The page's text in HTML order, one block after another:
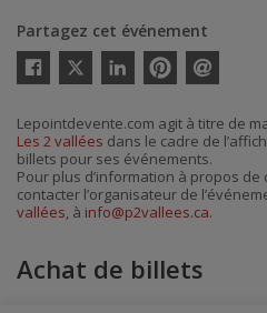
Partagez cet événement
Twitter
courriel
Lepointdevente.com agit à titre de
Les 2 vallées dans le cadre de
billets pour ses événements.
Pour plus d’information à propos
contacter l’organisateur de
vallées, à info@p2vallees.ca.
Achat de billets